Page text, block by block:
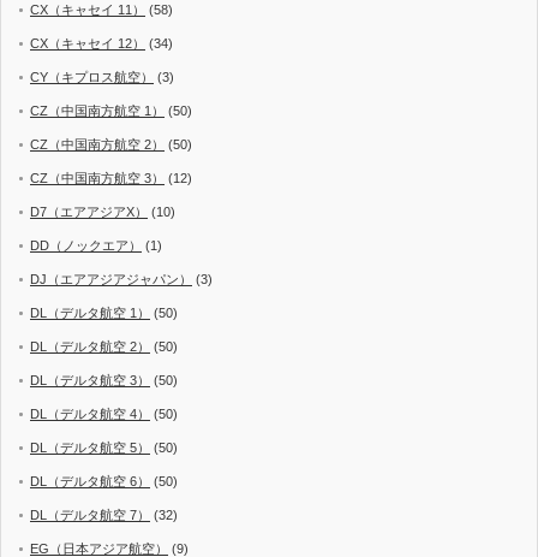
CX（キャセイ 11） (58)
CX（キャセイ 12） (34)
CY（キプロス航空） (3)
CZ（中国南方航空 1） (50)
CZ（中国南方航空 2） (50)
CZ（中国南方航空 3） (12)
D7（エアアジアX） (10)
DD（ノックエア） (1)
DJ（エアアジアジャパン） (3)
DL（デルタ航空 1） (50)
DL（デルタ航空 2） (50)
DL（デルタ航空 3） (50)
DL（デルタ航空 4） (50)
DL（デルタ航空 5） (50)
DL（デルタ航空 6） (50)
DL（デルタ航空 7） (32)
EG（日本アジア航空） (9)